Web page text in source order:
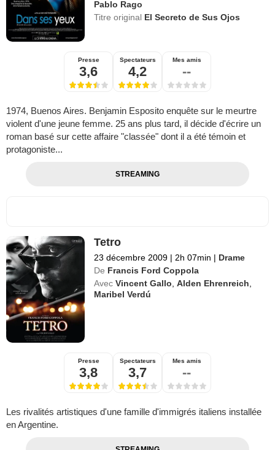
Pablo Rago
Titre original El Secreto de Sus Ojos
Presse
3,6
Spectateurs
4,2
Mes amis
--
1974, Buenos Aires. Benjamin Esposito enquête sur le meurtre
violent d'une jeune femme. 25 ans plus tard, il décide d'écrire un
roman basé sur cette affaire "classée" dont il a été témoin et
protagoniste...
STREAMING
Tetro
23 décembre 2009 | 2h 07min | Drame
De Francis Ford Coppola
Avec Vincent Gallo ,Alden Ehrenreich
Maribel Verdú
Presse
3,8
Spectateurs
3,7
Mes amis
--
Les rivalités artistiques d'une famille d'immigrés italiens installée
en Argentine.